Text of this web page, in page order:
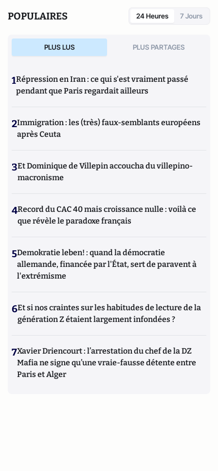
POPULAIRES 24 Heures 7 Jours
PLUS LUS PLUS PARTAGES
1Répression en Iran : ce qui s'est vraiment passé
pendant que Paris regardait ailleurs
2Immigration : les (très) faux-semblants européens
après Ceuta
3Et Dominique de Villepin accoucha du villepino-
macronisme
4Record du CAC 40 mais croissance nulle : voilà ce
que révèle le paradoxe français
5Demokratie leben! : quand la démocratie
allemande, financée par l'État, sert de paravent à
l'extrémisme
6Et si nos craintes sur les habitudes de lecture de la
génération Z étaient largement infondées ?
7Xavier Driencourt : l’arrestation du chef de la DZ
Mafia ne signe qu’une vraie-fausse détente entre
Paris et Alger